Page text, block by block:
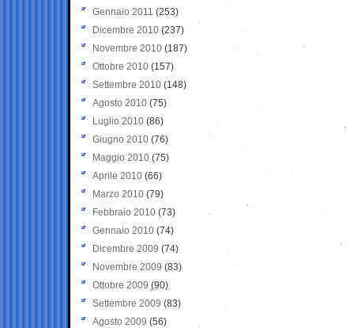
Gennaio 2011 (253)
Dicembre 2010 (237)
Novembre 2010 (187)
Ottobre 2010 (157)
Settembre 2010 (148)
Agosto 2010 (75)
Luglio 2010 (86)
Giugno 2010 (76)
Maggio 2010 (75)
Aprile 2010 (66)
Marzo 2010 (79)
Febbraio 2010 (73)
Gennaio 2010 (74)
Dicembre 2009 (74)
Novembre 2009 (83)
Ottobre 2009 (90)
Settembre 2009 (83)
Agosto 2009 (56)